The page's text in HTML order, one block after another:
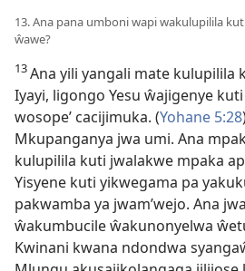
13. Ana pana umboni wapi wakulupilila
ŵawe?
13Ana yili yangali mate kulupilila
Iyayi, ligongo Yesu ŵajigenye
wosope’ cacijimuka. (Yohane 5:28
Mkupanganya jwa umi. Ana
kulupilila kuti jwalakwe mpaka
Yisyene kuti yikwegama pa
pakwamba ya jwam’wejo. Ana
ŵakumbucile ŵakunonyelwa
Kwinani kwana ndondwa